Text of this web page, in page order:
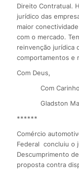
Direito Contratual.
jurídico das
maior
com o mercado.
reinvenção jurídica
comportamentos e
Com Deus,
Com
Gladston
******
Comércio
Federal concluiu o
Descumprimento
proposta contra